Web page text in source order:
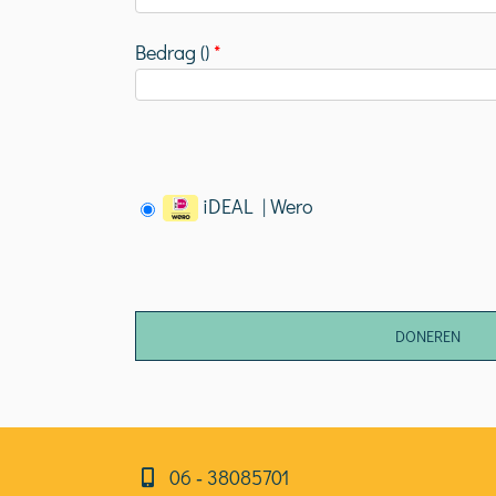
Bedrag () *
iDEAL | Wero
06⁠⁠ ‑ 38085701